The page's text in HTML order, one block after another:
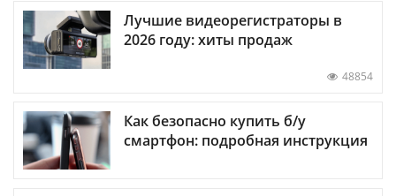
Лучшие видеорегистраторы в
2026 году: хиты продаж
48854
Как безопасно купить б/у
смартфон: подробная инструкция